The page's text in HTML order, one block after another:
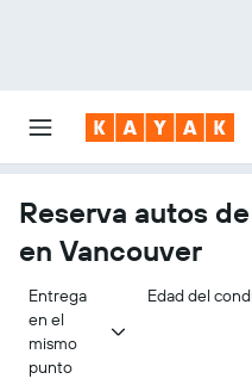
Reserva autos
en Vancouver
Entrega
en el
mismo
punto
Edad del